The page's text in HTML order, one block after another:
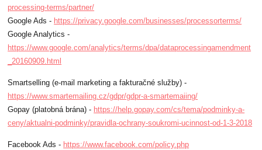
processing-terms/partner/
Google Ads - https://privacy.google.com/businesses/processorterms/
Google Analytics -
https://www.google.com/analytics/terms/dpa/dataprocessingamendment
_20160909.html
Smartselling (e-mail marketing a fakturačné služby) -
https://www.smartemailing.cz/gdpr/gdpr-a-smartemaiing/
Gopay (platobná brána) - https://help.gopay.com/cs/tema/podminky-a-
ceny/aktualni-podminky/pravidla-ochrany-soukromi-ucinnost-od-1-3-2018
Facebook Ads - https://www.facebook.com/policy.php